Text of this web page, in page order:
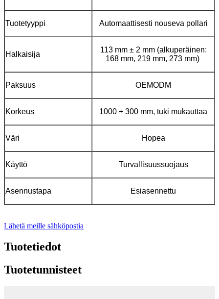
Tuotetyyppi Automaattisesti nouseva pollari
Halkaisija
113 mm ± 2 mm (alkuperäinen:
168 mm, 219 mm, 273 mm)
Paksuus OEMODM
Korkeus 1000 + 300 mm, tuki mukauttaa
Väri Hopea
Käyttö Turvallisuussuojaus
Asennustapa Esiasennettu
Lähetä meille sähköpostia
Tuotetiedot
Tuotetunnisteet